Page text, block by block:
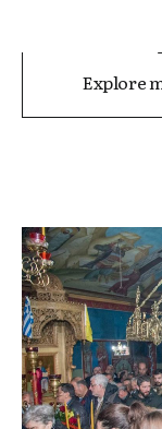
Explore